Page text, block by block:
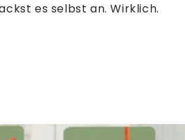
es selbst an. Wirklich.